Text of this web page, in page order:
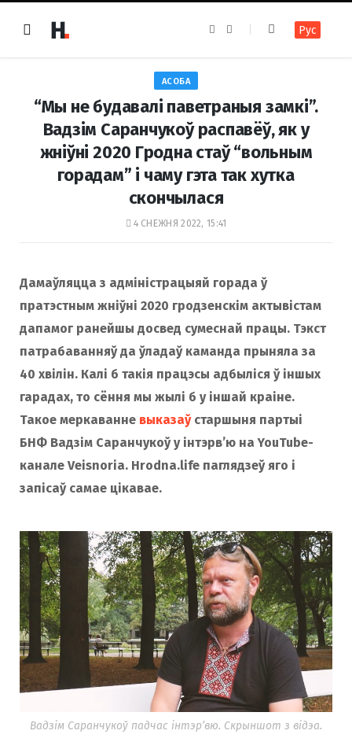
e
k
t
a
m
Рус
АСОБА
“Мы не будавалі паветраныя замкі”.
Вадзім Саранчукоў распавёў, як у
жніўні 2020 Гродна стаў “вольным
горадам” і чаму гэта так хутка
скончылася
4 СНЕЖНЯ 2022, 15:41
Дамаўляцца з адміністрацыяй горада ў
пратэстным жніўні 2020 гродзенскім актывістам
дапамог ранейшы досвед сумеснай працы. Тэкст
патрабаванняў да ўладаў каманда прыняла за
40 хвілін. Калі б такія працэсы адбыліся ў іншых
гарадах, то сёння мы жылі б у іншай краіне.
Такое меркаванне выказаўстаршыня партыі
БНФ Вадзім Саранчукоў у інтэрв’ю на YouTube-
канале Veisnoria. Hrodna.life паглядзеў яго і
запісаў самае цікавае.
Вадзім Саранчукоў падчас інтэр’вю. Скрыншот з відэа.